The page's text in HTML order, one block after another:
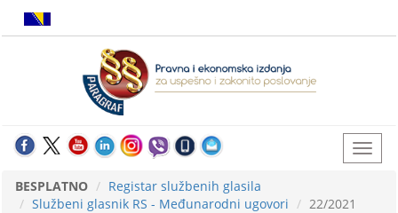
BESPLATNO
Registar službenih glasila
Službeni glasnik RS - Međunarodni ugovori
22/2021